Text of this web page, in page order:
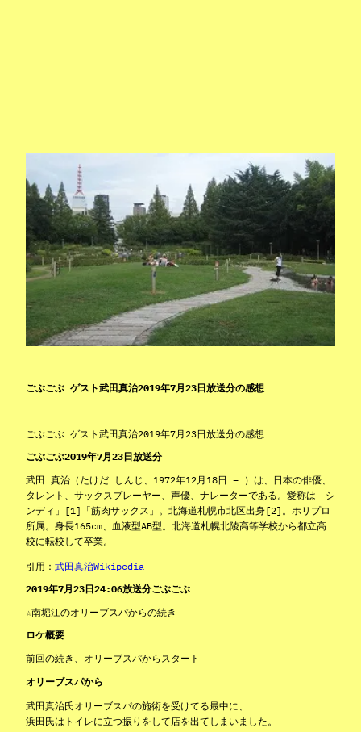
ごぶごぶ ゲスト武田真治2019年7月23日放送分の感想
ごぶごぶ ゲスト武田真治2019年7月23日放送分の感想
ごぶごぶ2019年7月23日放送分
武田 真治（たけだ しんじ、1972年12月18日 – ）は、日本の俳優、
タレント、サックスプレーヤー、声優、ナレーターである。愛称は「シ
ンディ」[1]「筋肉サックス」。北海道札幌市北区出身[2]。ホリプロ
所属。身長165cm、血液型AB型。北海道札幌北陵高等学校から都立高
校に転校して卒業。
引用： 武田真治Wikipedia
2019年7月23日24:06放送分ごぶごぶ
☆南堀江のオリーブスパからの続き
ロケ概要
前回の続き、オリーブスパからスタート
オリーブスパから
武田真治氏オリーブスパの施術を受けてる最中に、
浜田氏はトイレに立つ振りをして店を出てしまいました。